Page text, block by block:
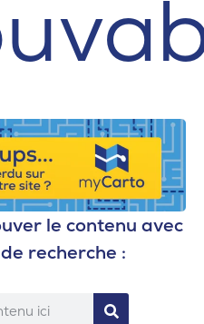
le contenu avec
recherche :